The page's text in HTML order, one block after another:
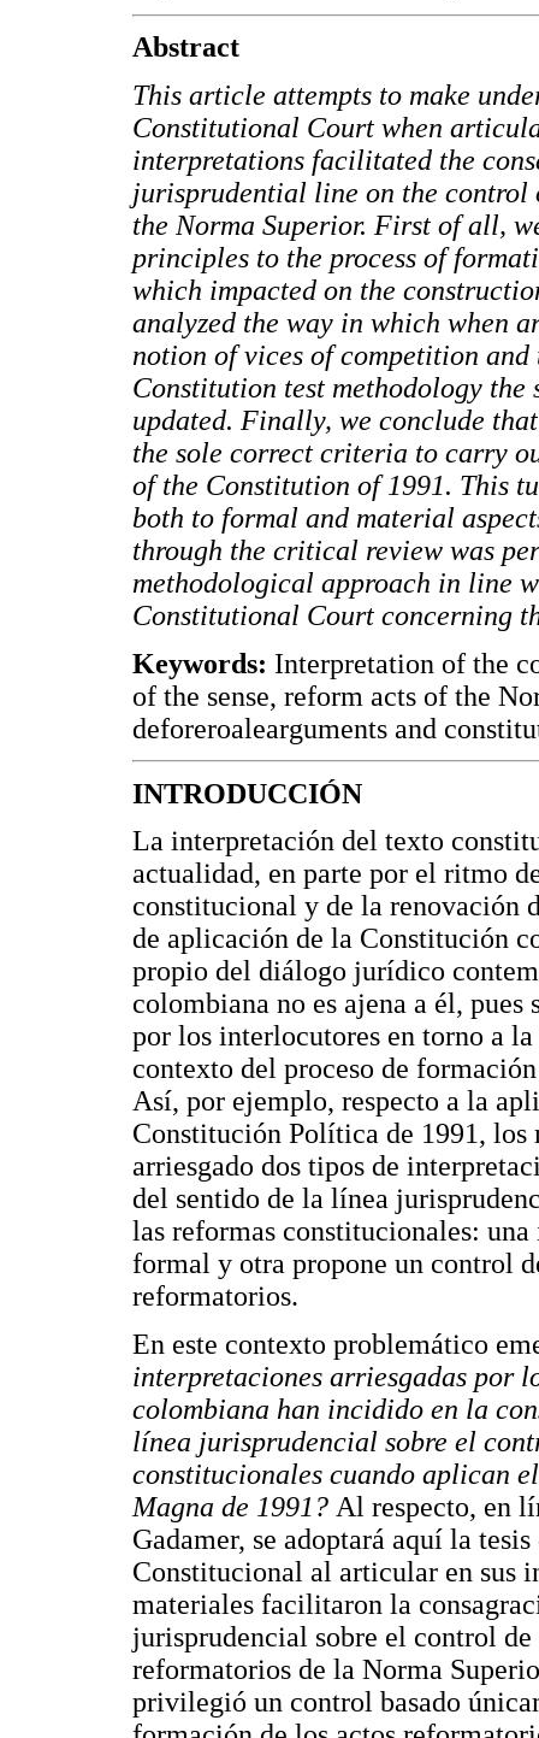
Abstract
This article attempts to make
Constitutional Court when
interpretations facilitated the
jurisprudential line on the
the Norma Superior. First of all,
principles to the process of
which impacted on the
analyzed the way in which when
notion of vices of competition and
Constitution test methodology
updated. Finally, we conclude
the sole correct criteria to carry
of the Constitution of 1991. This
both to formal and material
through the critical review was
methodological approach in line
Constitutional Court concerning
Keywords: Interpretation of the
of the sense, reform acts of the
deforeroalearguments and
INTRODUCCIÓN
La interpretación del texto
actualidad, en parte por el ritmo
constitucional y de la renovación
de aplicación de la Constitución
propio del diálogo jurídico
colombiana no es ajena a él, pues
por los interlocutores en torno a
contexto del proceso de
Así, por ejemplo, respecto a la
Constitución Política de 1991, los
arriesgado dos tipos de
del sentido de la línea
las reformas constitucionales:
formal y otra propone un control
reformatorios.
En este contexto problemático
interpretaciones arriesgadas por
colombiana han incidido en la
línea jurisprudencial sobre el
constitucionales cuando aplican
Magna de 1991? Al respecto, en
Gadamer, se adoptará aquí la
Constitucional al articular en sus
materiales facilitaron la
jurisprudencial sobre el control
reformatorios de la Norma
privilegió un control basado